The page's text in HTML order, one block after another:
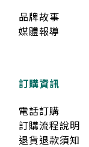
品牌故事
媒體報導
訂購資訊
電話訂購
訂購流程說明
退貨退款須知